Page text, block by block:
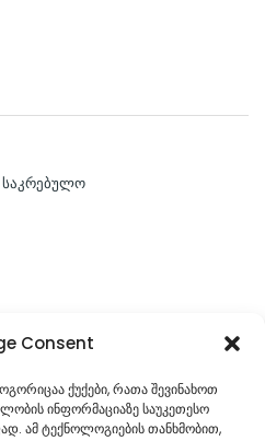
Consent
ქუქები, რათა შევინახოთ
ინფორმაციაზე საუკეთესო
ამ ტექნოლოგიების თანხმობით,
საკრებულო
პროექტები